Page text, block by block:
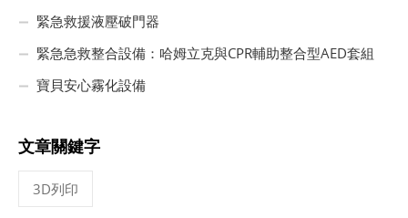
緊急救援液壓破門器
緊急急救整合設備：哈姆立克與CPR輔助整合型AED套組
寶貝安心霧化設備
文章關鍵字
3D列印